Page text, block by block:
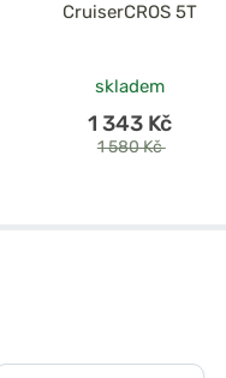
CruiserCROS 5T
skladem
1 343 Kč
1 580 Kč